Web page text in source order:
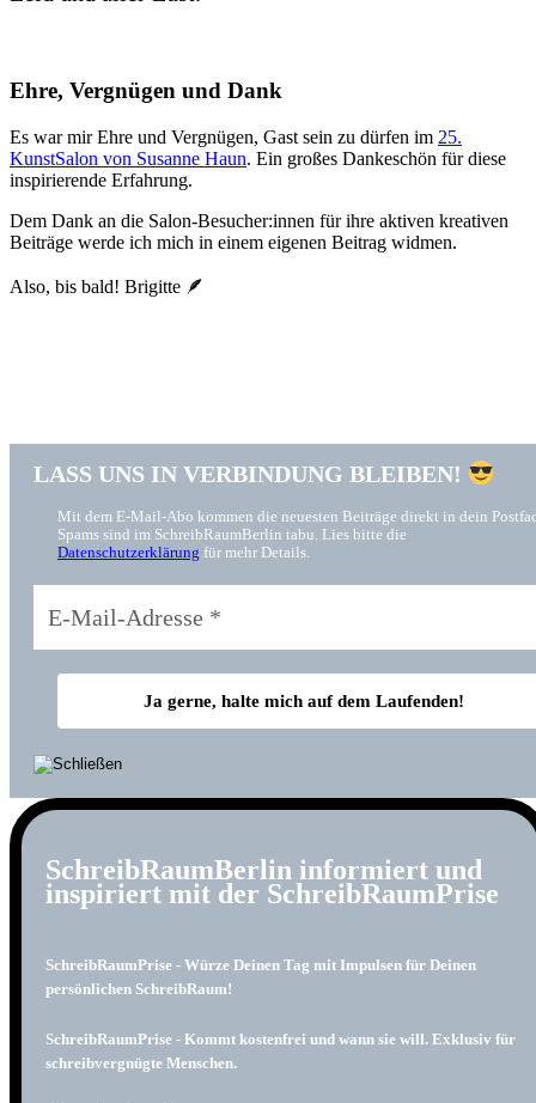
Ehre, Vergnügen und Dank
Es war mir Ehre und Vergnügen, Gast sein zu dürfen im 25.
KunstSalon von Susanne Haun. Ein großes Dankeschön für diese
inspirierende Erfahrung.
Dem Dank an die Salon-Besucher:innen für ihre aktiven kreativen
Beiträge werde ich mich in einem eigenen Beitrag widmen.
Also, bis bald! Brigitte 🪶
LASS UNS IN VERBINDUNG BLEIBEN!
Mit dem E-Mail-Abo kommen die neuesten Beiträge direkt in dein
Spams sind im SchreibRaumBerlin tabu. Lies bitte die
Datenschutzerklärung für mehr Details.
SchreibRaumBerlin informiert und
inspiriert mit der SchreibRaumPrise
SchreibRaumPrise - Würze Deinen Tag mit Impulsen für Deinen
persönlichen SchreibRaum!
SchreibRaumPrise - Kommt kostenfrei und wann sie will. Exklusiv für
schreibvergnügte Menschen.